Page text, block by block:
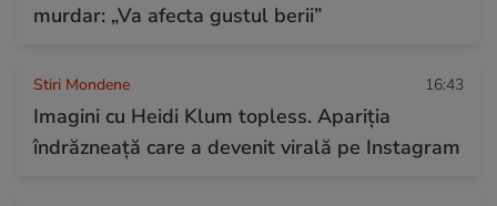
murdar: „Va afecta gustul berii”
Stiri Mondene 16:43
Imagini cu Heidi Klum topless. Apariția
îndrăzneață care a devenit virală pe Instagram